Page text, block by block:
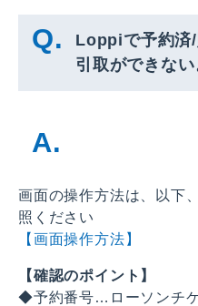
Loppiで予約済
引取ができない
画面の操作方法は、以下
照ください
【画面操作方法】
【確認のポイント】
◆予約番号…ローソンチ